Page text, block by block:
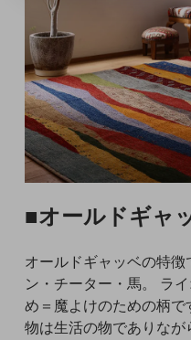
■オールドギャ
オールドギャッベの特
ン・チーター・馬。 ラ
め＝魔よけのための柄
物は生活の物でありな